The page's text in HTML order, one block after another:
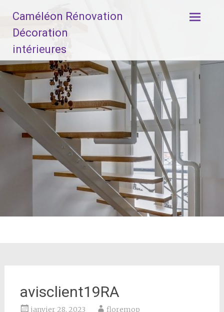
contenu
Caméléon Rénovation
Décoration
intérieures
avisclient19RA
janvier 28, 2023 floremop